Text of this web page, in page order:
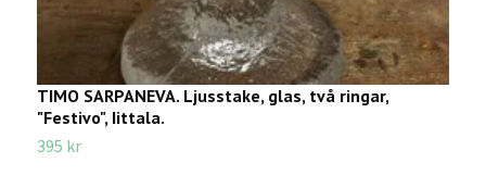
TIMO SARPANEVA. Ljusstake, glas, två ringar,
"Festivo", Iittala.
395 kr